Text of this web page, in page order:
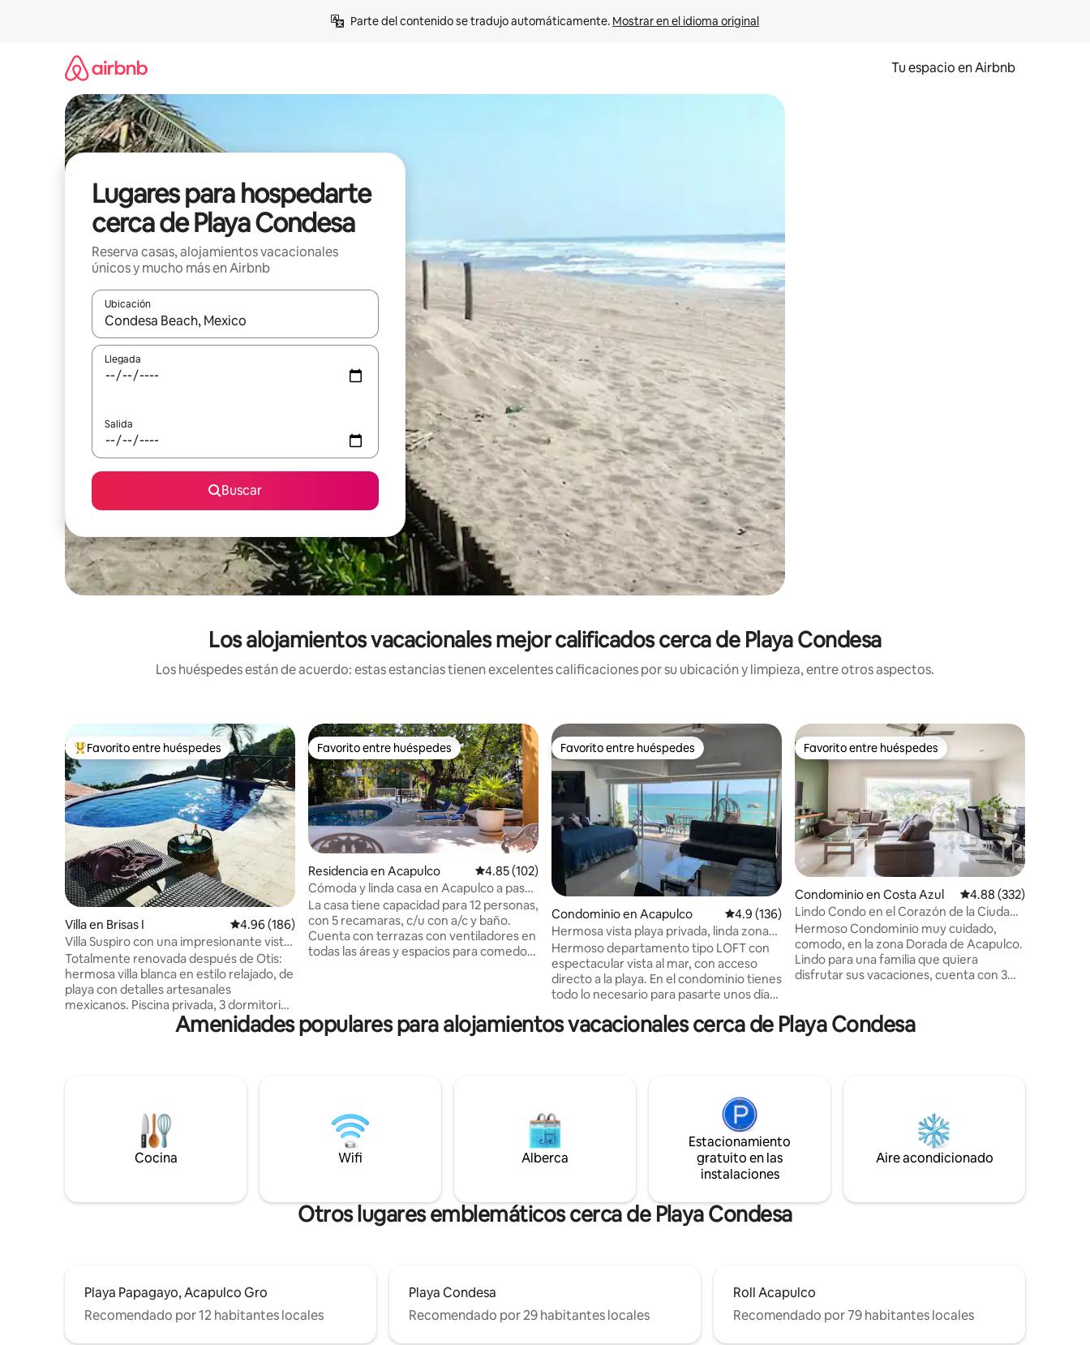
Parte del contenido se tradujo automáticamente. Mostrar en el idioma original
Tu espacio en Airbnb
Lugares para hospedarte
cerca de Playa Condesa
Reserva casas, alojamientos vacacionales
únicos y mucho más en Airbnb
Ubicación
Cuando los resultados estén disponibles, podrás navegar usando las teclas de las flechas hacia arriba y hacia abajo, o bien tocando y deslizando la pantalla.
Llegada
Salida
Buscar
Los alojamientos vacacionales mejor calificados cerca de Playa Condesa
Los huéspedes están de acuerdo: estas estancias tienen excelentes calificaciones por su ubicación y limpieza, entre otros aspectos.
De los mejores en Favorito entre huéspedes
Favorito entre huéspedes
Villa en Brisas I Calificación promedio: 4.96 de 5; 186 evaluaciones
4.96 (186)
Villa Suspiro con una impresionante vista
del Pacífico
Totalmente renovada después de Otis:
hermosa villa blanca en estilo relajado, de
playa con detalles artesanales
mexicanos. Piscina privada, 3 dormitorios
con aire acondicionado, 2 estudios, sala
de estar y comedor, todos con vistas
Limpieza incluida, servicio de cocina
disponible a pedido. Seguridad las 24
horas. Sendero para correr/caminar
disponible a través de Brisas, con vistas a
Favorito entre huéspedes
Favorito entre huéspedes
Residencia en Acapulco Calificación promedio: 4.85 de 5; 102 evaluaciones
4.85 (102)
Cómoda y linda casa en Acapulco a pasos
dela Diana
La casa tiene capacidad para 12 personas,
con 5 recamaras, c/u con a/c y baño.
Cuenta con terrazas con ventiladores en
todas las áreas y espacios para comedor,
no es compartida. Grandes áreas de
esparcimiento, amplio estacionamiento
Favorito entre huéspedes
Favorito entre huéspedes
Condominio en Acapulco Calificación promedio: 4.9 de 5; 136 evaluaciones
4.9 (136)
Hermosa vista playa privada, linda zona
CONDESA*
Hermoso departamento tipo LOFT con
espectacular vista al mar, con acceso
directo a la playa. En el condominio tienes
todo lo necesario para pasarte unos días
alberca, playa, estacionamiento privado,
PLUS QUE OFREZCO A MIS HUESPEDES
ES: HORARIO DE ENTRADA Y SALIDA
FLEXIBLE, EN CASO DE DISPONBILIDAD-
Favorito entre huéspedes
Favorito entre huéspedes
Condominio en Costa Azul Calificación promedio:
4.88 (332)
Lindo Condo en el Corazón de la Ciudad.
Lo Amarás.
Hermoso Condominio muy cuidado,
comodo, en la zona Dorada de Acapulco.
Lindo para una familia que quiera
disfrutar sus vacaciones, cuenta con 3
estacionamiento, Excelente ubicación a
10 minutos de la playa, La Costera M.
de pasarla bien y seras bienvenido.🌼
Amenidades populares para alojamientos vacacionales cerca de Playa Condesa
Cocina Wifi Alberca
Estacionamiento
gratuito en las
instalaciones
Aire acondicionado
Otros lugares emblemáticos cerca de Playa Condesa
Playa Papagayo, Acapulco Gro
Recomendado por 12 habitantes locales
Playa Condesa
Recomendado por 29 habitantes locales
Roll Acapulco
Recomendado por 79 habitantes locales